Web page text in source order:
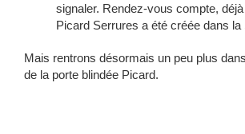
signaler. Rendez-vous compte,
Picard Serrures a été créée dans la
Mais rentrons désormais un peu plus
de la porte blindée Picard.